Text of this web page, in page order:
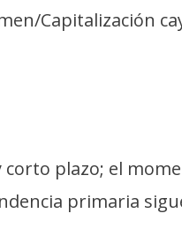
Capitalización
corto plazo; el
primaria